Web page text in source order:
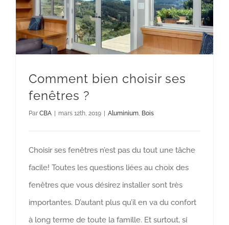
Comment bien choisir ses fenêtres ?
Aluminium Bois
Comment bien choisir ses
fenêtres ?
Par CBA mars 12th, 2019 Aluminium, Bois
Choisir ses fenêtres n’est pas du tout une tâche
facile! Toutes les questions liées au choix des
fenêtres que vous désirez installer sont très
importantes. D’autant plus qu’il en va du confort
à long terme de toute la famille. Et surtout, si